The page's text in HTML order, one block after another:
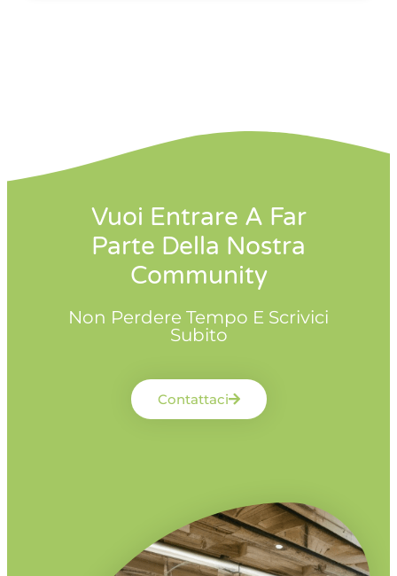
Vuoi Entrare A Far
Parte Della Nostra
Community
Non Perdere Tempo E Scrivici
Subito
Contattaci